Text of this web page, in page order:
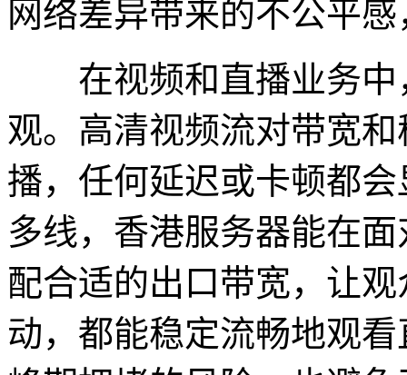
网络差异带来的不公平
在视频和直播业务中
观。高清视频流对带宽
播，任何延迟或卡顿都
多线，香港服务器能在
配合适的出口带宽，让
动，都能稳定流畅地观